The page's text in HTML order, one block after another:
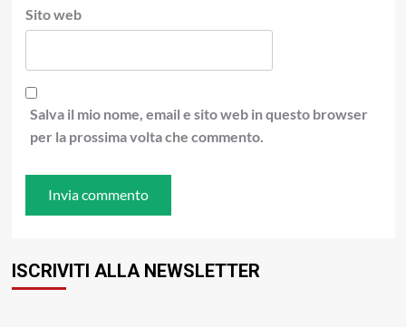
Sito web
Salva il mio nome, email e sito web in questo browser
per la prossima volta che commento.
ISCRIVITI ALLA NEWSLETTER